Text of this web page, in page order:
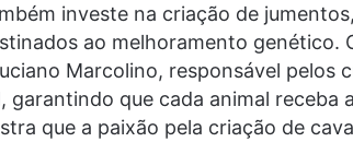
investe na criação de
ao melhoramento genético.
Marcolino, responsável pelos
que cada animal receba
que a paixão pela criação de